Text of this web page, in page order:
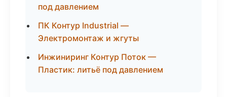
под давлением
ПК Контур Industrial —
Электромонтаж и жгуты
Инжиниринг Контур Поток —
Пластик: литьё под давлением